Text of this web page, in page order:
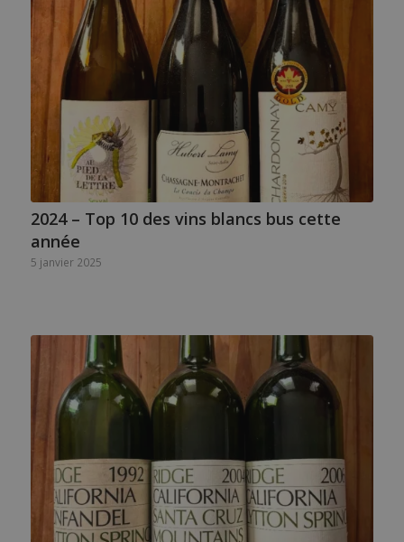
2024 – Top 10 des vins blancs bus cette
année
5 janvier 2025